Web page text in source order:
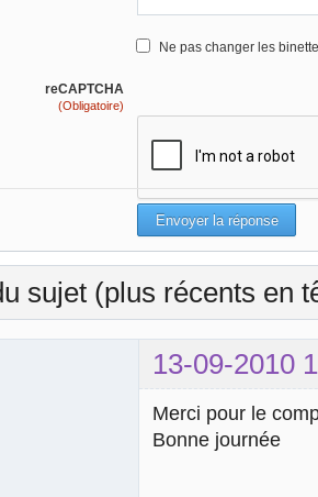
Ne pas changer les
reCAPTCHA
(Obligatoire)
sujet (plus récents en
13-09-2010
Merci pour le
Bonne journée